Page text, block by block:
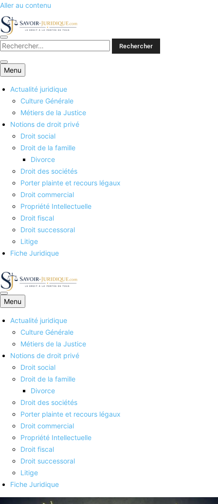
Aller au contenu
Savoirs juridiques
Menu
Actualité juridique
Culture Générale
Métiers de la Justice
Notions de droit privé
Droit social
Droit de la famille
Divorce
Droit des sociétés
Porter plainte et recours légaux
Droit commercial
Propriété Intellectuelle
Droit fiscal
Droit successoral
Litige
Fiche Juridique
Savoirs juridiques
Menu
Actualité juridique
Culture Générale
Métiers de la Justice
Notions de droit privé
Droit social
Droit de la famille
Divorce
Droit des sociétés
Porter plainte et recours légaux
Droit commercial
Propriété Intellectuelle
Droit fiscal
Droit successoral
Litige
Fiche Juridique